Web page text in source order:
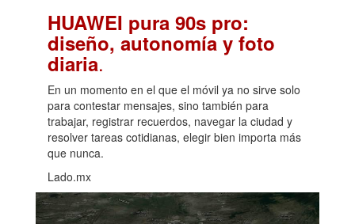
HUAWEI pura 90s pro:
diseño, autonomía y foto
diaria.
En un momento en el que el móvil ya no sirve solo
para contestar mensajes, sino también para
trabajar, registrar recuerdos, navegar la ciudad y
resolver tareas cotidianas, elegir bien importa más
que nunca.
Lado.mx